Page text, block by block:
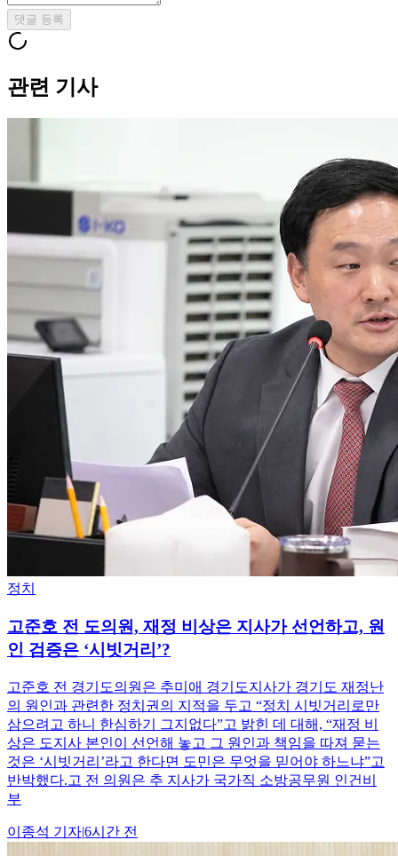
댓글 등록
관련 기사
정치
고준호 전 도의원, 재정 비상은 지사가 선언하고, 원
인 검증은 ‘시빗거리’?
고준호 전 경기도의원은 추미애 경기도지사가 경기도 재정난
의 원인과 관련한 정치권의 지적을 두고 “정치 시빗거리로만
삼으려고 하니 한심하기 그지없다”고 밝힌 데 대해, “재정 비
상은 도지사 본인이 선언해 놓고 그 원인과 책임을 따져 묻는
것은 ‘시빗거리’라고 한다면 도민은 무엇을 믿어야 하느냐”고
반박했다.고 전 의원은 추 지사가 국가직 소방공무원 인건비
부
이종석 기자|6시간 전